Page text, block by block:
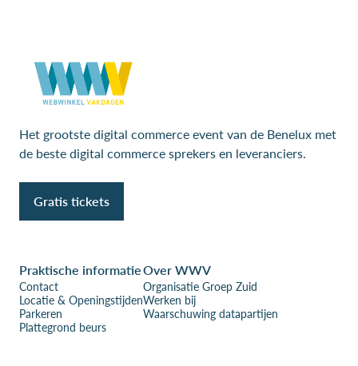
Het grootste digital commerce event van de Benelux met
de beste digital commerce sprekers en leveranciers.
Gratis tickets
Praktische informatie
Contact
Locatie & Openingstijden
Parkeren
Plattegrond beurs
Over WWV
Organisatie Groep Zuid
Werken bij
Waarschuwing datapartijen